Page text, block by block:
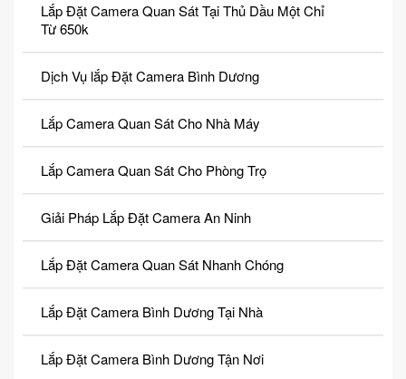
Lắp Đặt Camera Quan Sát Tại Thủ Dầu Một Chỉ
Từ 650k
Dịch Vụ lắp Đặt Camera Bình Dương
Lắp Camera Quan Sát Cho Nhà Máy
Lắp Camera Quan Sát Cho Phòng Trọ
Giải Pháp Lắp Đặt Camera An Ninh
Lắp Đặt Camera Quan Sát Nhanh Chóng
Lắp Đặt Camera Bình Dương Tại Nhà
Lắp Đặt Camera Bình Dương Tận Nơi